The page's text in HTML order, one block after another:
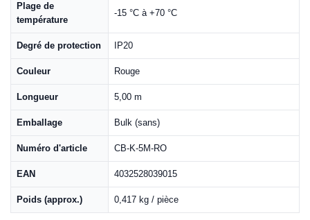
Plage de
température
-15 °C à +70 °C
Degré de protection IP20
Couleur Rouge
Longueur 5,00 m
Emballage Bulk (sans)
Numéro d'article CB-K-5M-RO
EAN 4032528039015
Poids (approx.) 0,417 kg / pièce